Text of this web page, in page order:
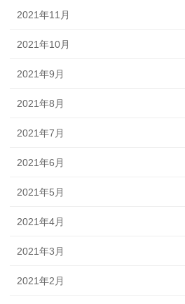
2021年11月
2021年10月
2021年9月
2021年8月
2021年7月
2021年6月
2021年5月
2021年4月
2021年3月
2021年2月